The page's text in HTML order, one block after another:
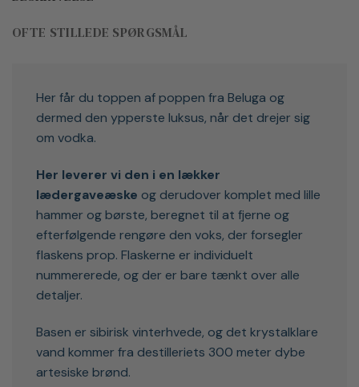
OFTE STILLEDE SPØRGSMÅL
Her får du toppen af poppen fra Beluga og
dermed den ypperste luksus, når det drejer sig
om vodka.
Her leverer vi den i en lækker
lædergaveæske og derudover komplet med lille
hammer og børste, beregnet til at fjerne og
efterfølgende rengøre den voks, der forsegler
flaskens prop. Flaskerne er individuelt
nummererede, og der er bare tænkt over alle
detaljer.
Basen er sibirisk vinterhvede, og det krystalklare
vand kommer fra destilleriets 300 meter dybe
artesiske brønd.